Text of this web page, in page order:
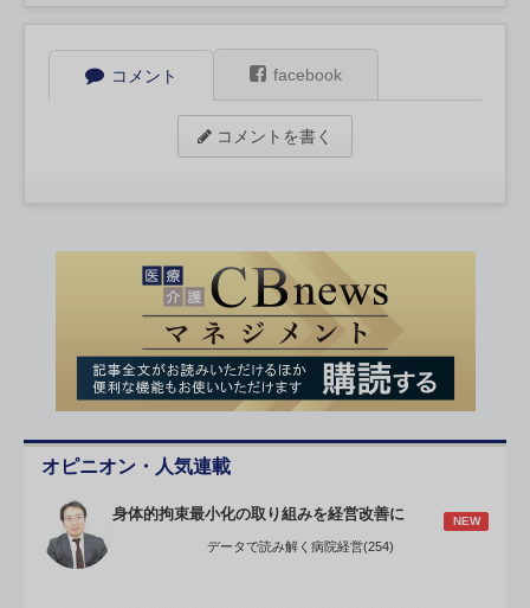
コメント facebook
コメントを書く
オピニオン・人気連載
身体的拘束最小化の取り組みを経営改善に NEW
データで読み解く病院経営(254)